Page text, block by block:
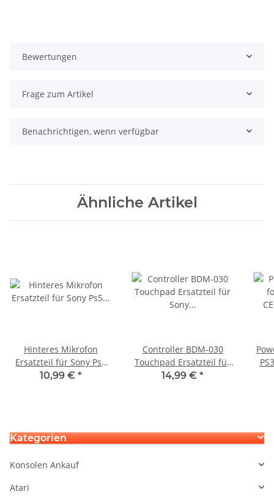
Bewertungen
Frage zum Artikel
Benachrichtigen, wenn verfügbar
Ähnliche Artikel
Hinteres Mikrofon
Ersatzteil für Sony Ps5
Playstation 5 Dualsense
10,99 € *
Controller BDM-030
Touchpad Ersatzteil für
Sony Playstation 5 PS5
14,99 € *
Kategorien
Konsolen Ankauf
Atari